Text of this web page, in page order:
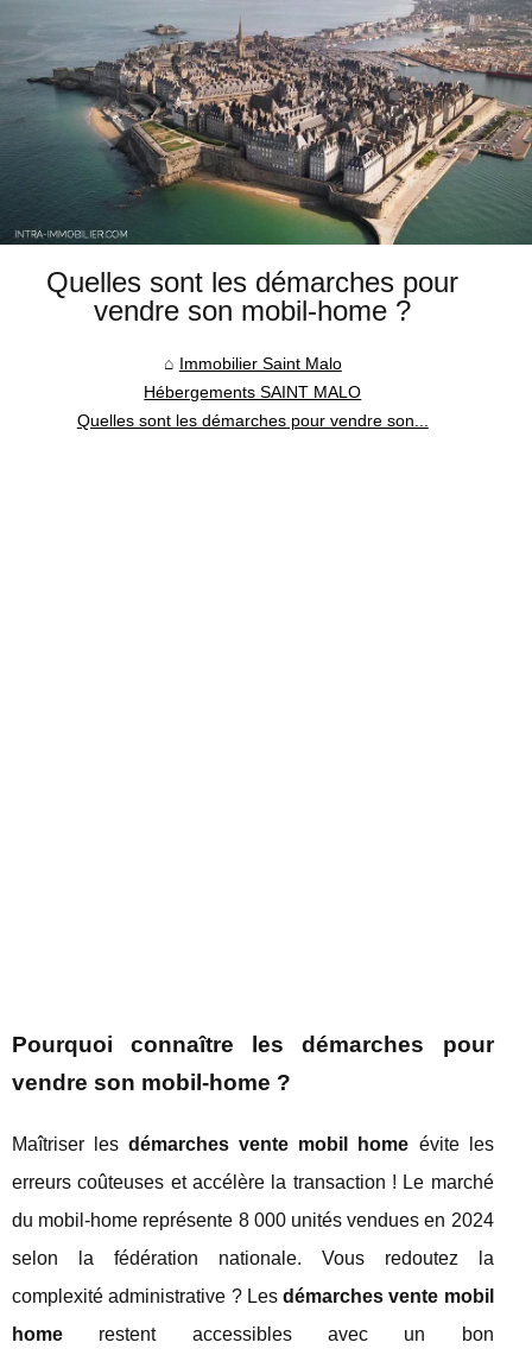
Quelles sont les démarches pour
vendre son mobil-home ?
Immobilier Saint Malo
Hébergements SAINT MALO
Quelles sont les démarches pour vendre son...
Pourquoi connaître les démarches pour
vendre son mobil-home ?
Maîtriser lesdémarches vente mobil home évite les
erreurs coûteuses et accélère la transaction ! Le marché
du mobil-home représente 8 000 unités vendues en 2024
selon la fédération nationale. Vous redoutez la
complexité administrative ? Lesdémarches vente mobil
home restent accessibles avec un bon